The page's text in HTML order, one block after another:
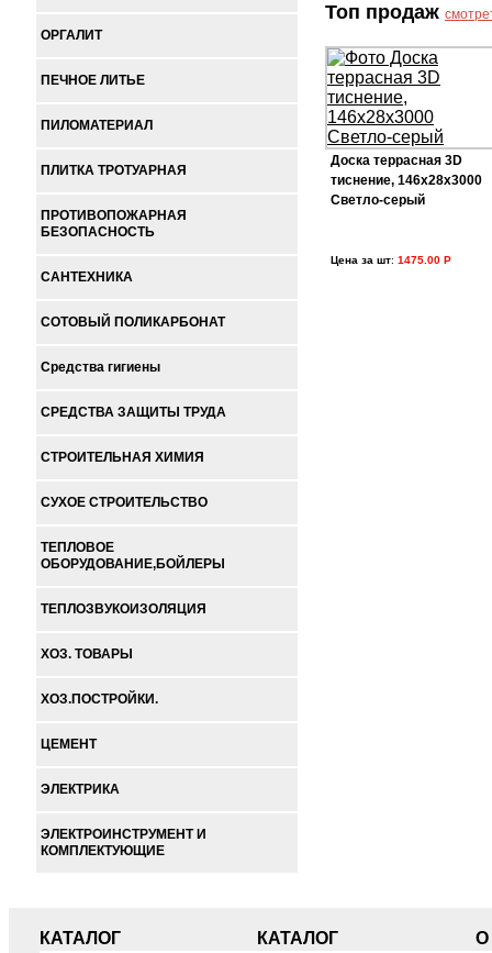
ОРГАЛИТ
ПЕЧНОЕ ЛИТЬЕ
ПИЛОМАТЕРИАЛ
ПЛИТКА ТРОТУАРНАЯ
ПРОТИВОПОЖАРНАЯ
БЕЗОПАСНОСТЬ
САНТЕХНИКА
СОТОВЫЙ ПОЛИКАРБОНАТ
Средства гигиены
СРЕДСТВА ЗАЩИТЫ ТРУДА
СТРОИТЕЛЬНАЯ ХИМИЯ
СУХОЕ СТРОИТЕЛЬСТВО
ТЕПЛОВОЕ
ОБОРУДОВАНИЕ,БОЙЛЕРЫ
ТЕПЛОЗВУКОИЗОЛЯЦИЯ
ХОЗ. ТОВАРЫ
ХОЗ.ПОСТРОЙКИ.
ЦЕМЕНТ
ЭЛЕКТРИКА
ЭЛЕКТРОИНСТРУМЕНТ И
КОМПЛЕКТУЮЩИЕ
Топ продаж
Доска террасная 3D
тиснение, 146х28х3000
Светло-серый
Цена за шт: 1475.00 Р
КАТАЛОГ КАТАЛОГ О